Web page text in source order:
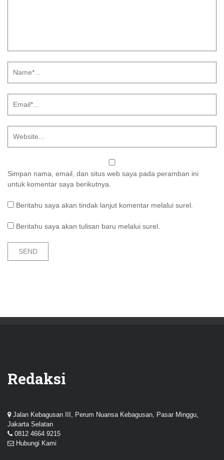
Simpan nama, email, dan situs web saya pada peramban ini
untuk komentar saya berikutnya.
Beritahu saya akan tindak lanjut komentar melalui surel.
Beritahu saya akan tulisan baru melalui surel.
Redaksi
Jalan Kebagusan III, Perum Nuansa Kebagusan, Pasar Minggu,
Jakarta Selatan
0812 4664 9215
Hubungi Kami